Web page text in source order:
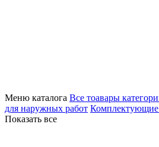
Меню каталога Все тоавары
для наружных работ Комплектующие
Показать все